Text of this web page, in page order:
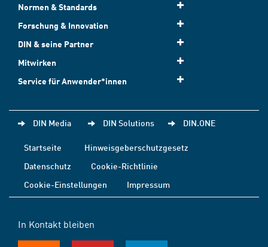
Normen & Standards
Forschung & Innovation
DIN & seine Partner
Mitwirken
Service für Anwender*innen
DIN Media DIN Solutions DIN.ONE
Startseite
Hinweisgeberschutzgesetz
Datenschutz
Cookie-Richtlinie
Cookie-Einstellungen
Impressum
In Kontakt bleiben